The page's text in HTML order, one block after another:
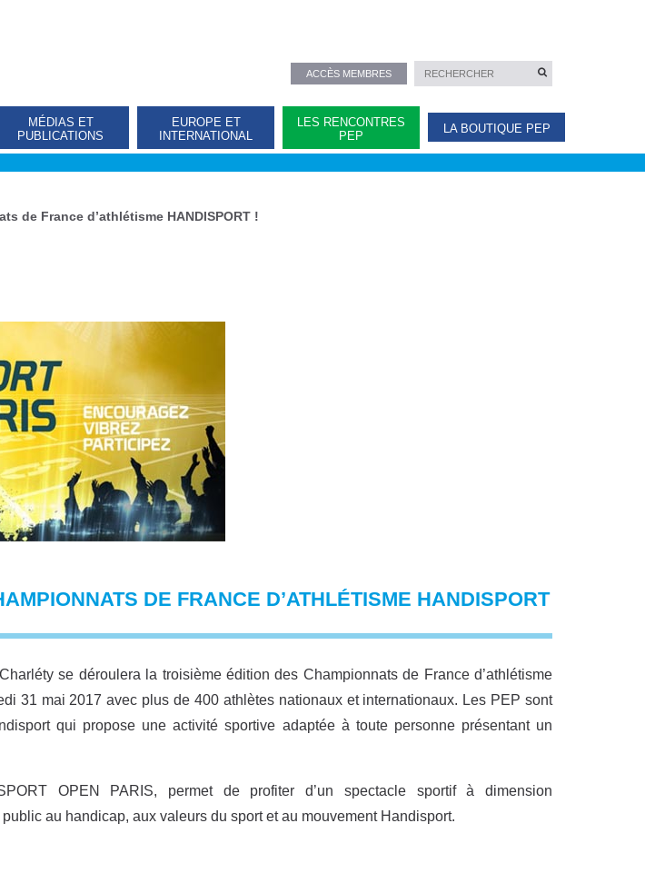
ACCÈS MEMBRES
MÉDIAS ET
PUBLICATIONS
EUROPE ET
INTERNATIONAL
LES RENCONTRES
PEP
LA BOUTIQUE PEP
de France d’athlétisme HANDISPORT !
DE FRANCE D’ATHLÉTISME HANDISPORT
se déroulera la troisième édition des Championnats de France d’athlétisme
31 mai 2017 avec plus de 400 athlètes nationaux et internationaux. Les PEP sont
qui propose une activité sportive adaptée à toute personne présentant un
OPEN PARIS, permet de profiter d’un spectacle sportif à dimension
au handicap, aux valeurs du sport et au mouvement Handisport.